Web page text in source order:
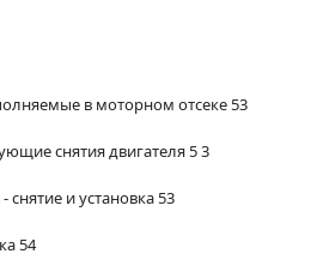
в моторном отсеке 53
снятия двигателя 5 3
и установка 53
54